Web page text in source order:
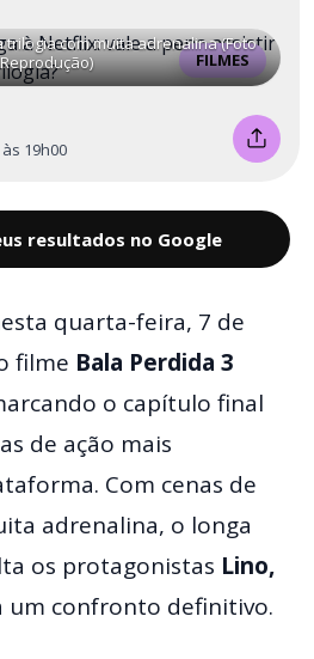
FILMES
com muita adrenalina (Foto
Reprodução)
19h00
resultados no Google
quarta-feira, 7 de
filme Bala Perdida 3
o capítulo final
de ação mais
Com cenas de
adrenalina, o longa
os protagonistas Lino,
um confronto definitivo.